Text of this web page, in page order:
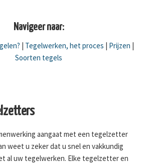
Navigeer naar:
Tegelwerken, het proces Prijzen
Soorten tegels
aangaat met een tegelzetter
weet u zeker dat u snel en vakkundig
al uw tegelwerken. Elke tegelzetter en